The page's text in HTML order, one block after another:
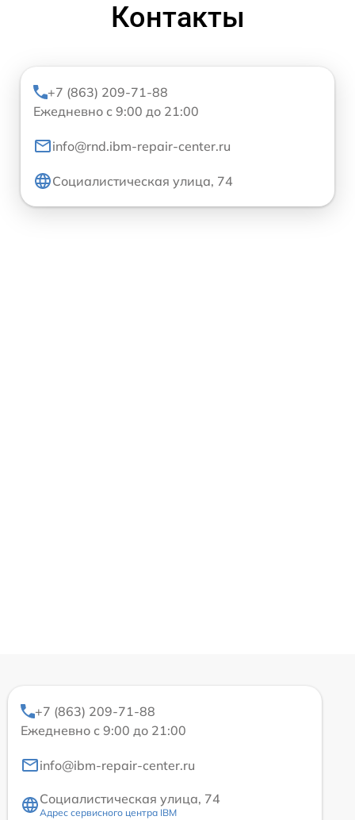
Контакты
+7 (863) 209-71-88
Ежедневно с 9:00 до 21:00
info@rnd.ibm-repair-center.ru
Социалистическая улица, 74
+7 (863) 209-71-88
Ежедневно с 9:00 до 21:00
info@ibm-repair-center.ru
Социалистическая улица, 74
Адрес сервисного центра IBM